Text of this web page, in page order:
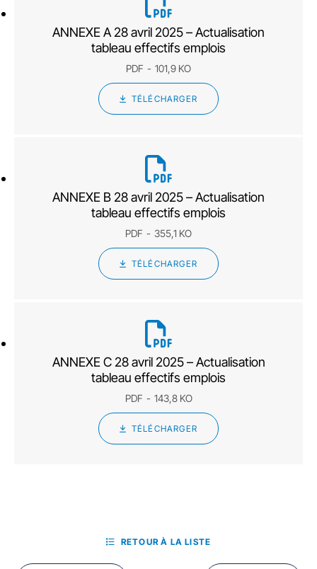
ANNEXE A 28 avril 2025 – Actualisation
tableau effectifs emplois
PDF 101,9 KO
TÉLÉCHARGER
ANNEXE B 28 avril 2025 – Actualisation
tableau effectifs emplois
PDF 355,1 KO
TÉLÉCHARGER
ANNEXE C 28 avril 2025 – Actualisation
tableau effectifs emplois
PDF 143,8 KO
TÉLÉCHARGER
RETOUR À LA LISTE